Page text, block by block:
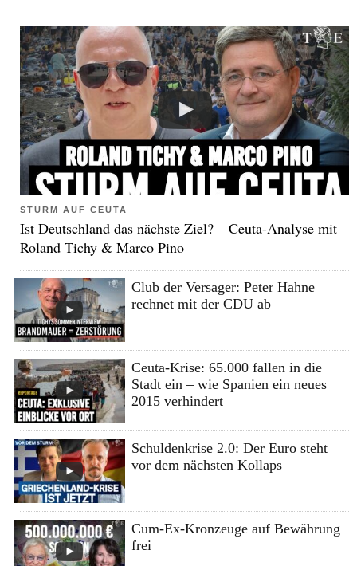
STURM AUF CEUTA
Ist Deutschland das nächste Ziel? – Ceuta-Analyse mit
Roland Tichy & Marco Pino
Club der Versager: Peter Hahne
rechnet mit der CDU ab
Ceuta-Krise: 65.000 fallen in die
Stadt ein – wie Spanien ein neues
2015 verhindert
Schuldenkrise 2.0: Der Euro steht
vor dem nächsten Kollaps
Cum-Ex-Kronzeuge auf Bewährung
frei